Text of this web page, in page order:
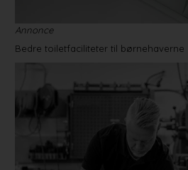
Annonce
Bedre toiletfaciliteter til børnehaverne